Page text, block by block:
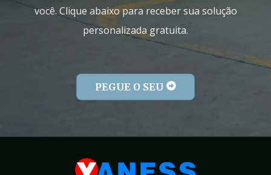
você. Clique abaixo para receber sua solução
personalizada gratuita.
PEGUE O SEU